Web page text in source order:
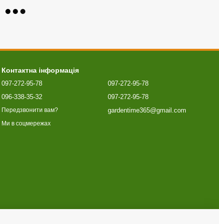
Контактна інформація
097-272-95-78
096-338-35-32
Передзвонити вам?
097-272-95-78
097-272-95-78
gardentime365@gmail.com
Ми в соцмережах